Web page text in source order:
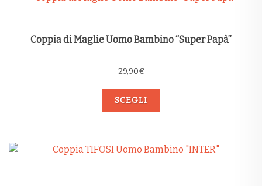
Coppia di Maglie Uomo Bambino “Super Papà”
29,90€
SCEGLI